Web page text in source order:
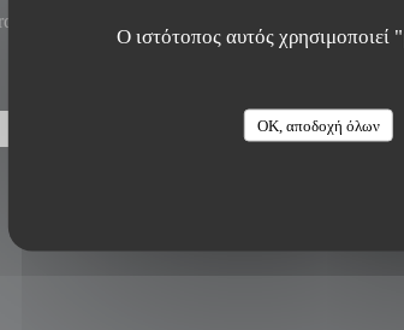
Ο ιστότοπος αυτός χρησιμοποιεί
OK, αποδοχή όλων
Μετρητά, Visa, American Express, Χρεωστική